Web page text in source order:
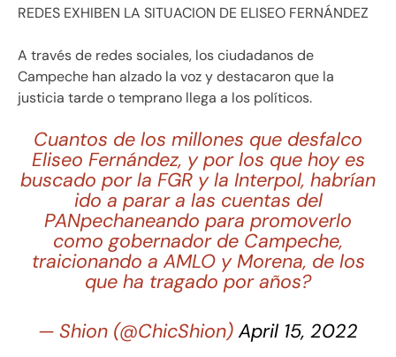
REDES EXHIBEN LA SITUACION DE ELISEO FERNÁNDEZ
A través de redes sociales, los ciudadanos de
Campeche han alzado la voz y destacaron que la
justicia tarde o temprano llega a los políticos.
Cuantos de los millones que desfalco
Eliseo Fernández, y por los que hoy es
buscado por la FGR y la Interpol, habrían
ido a parar a las cuentas del
PANpechaneando para promoverlo
como gobernador de Campeche,
traicionando a AMLO y Morena, de los
que ha tragado por años?
— Shion (@ChicShion) April 15, 2022